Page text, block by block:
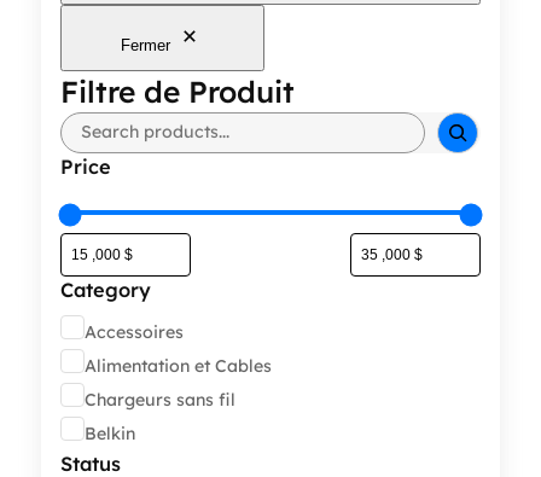
Fermer
Filtre de Produit
Rechercher
Price
Category
Catégorie
Accessoires
Alimentation et Cables
Chargeurs sans fil
Belkin
Status